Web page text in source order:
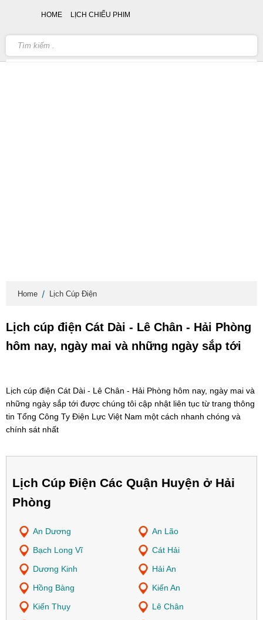
Home Lịch Cúp Điện
Lịch cúp điện Cát Dài - Lê Chân - Hải Phòng
hôm nay, ngày mai và những ngày sắp tới
Lịch cúp điện Cát Dài - Lê Chân - Hải Phòng hôm nay, ngày mai và
những ngày sắp tới được chúng tôi cập nhật liên tục từ trang thông
tin Tổng Công Ty Điện Lực Việt Nam một cách nhanh chóng và
chính sát nhất
Lịch Cúp Điện Các Quận Huyện ở Hải
Phòng
An Dương
An Lão
Bạch Long Vĩ
Cát Hải
Dương Kinh
Hải An
Hồng Bàng
Kiến An
Kiến Thụy
Lê Chân
HOME LỊCH CHIẾU PHIM